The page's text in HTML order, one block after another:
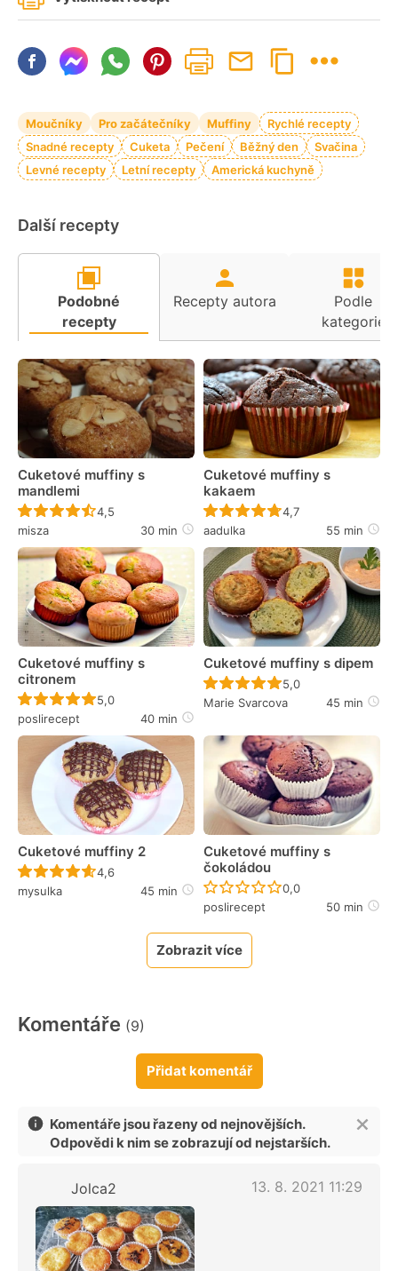
Moučníky Pro začátečníky Muffiny
Rychlé recepty
Snadné recepty
Cuketa Pečení Běžný den
Svačina
Levné recepty
Letní recepty Americká kuchyně
Další recepty
Podobné
recepty
Recepty autora
Podle
kategorie
Cuketové muffiny s
mandlemi
Recept ještě nebyl hodnocen
4,5
misza
30 min
Cuketové muffiny s
kakaem
Recept ještě nebyl
4,7
aadulka
55 min
Cuketové muffiny s
citronem
Recept ještě nebyl hodnocen
5,0
poslirecept
40 min
Cuketové muffiny s dipem
Recept ještě nebyl
5,0
Marie Svarcova
45 min
Cuketové muffiny 2
Recept ještě nebyl hodnocen
4,6
mysulka
45 min
Cuketové muffiny s
čokoládou
Recept ještě nebyl
0,0
poslirecept
50 min
Zobrazit více
Komentáře (9)
Přidat komentář
Komentáře jsou řazeny od nejnovějších.
Odpovědi k nim se zobrazují od nejstarších.
Jolca2 13. 8. 2021 11:29